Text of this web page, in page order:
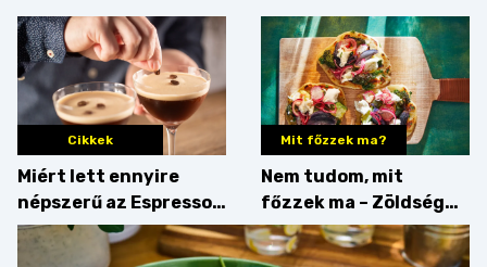
Cikkek
Miért lett ennyire
népszerű az Espresso
Martini – és mit
érdemes enni mellé?
Mit főzzek ma?
Nem tudom, mit
főzzek ma – Zöldség
minden mennyiségben